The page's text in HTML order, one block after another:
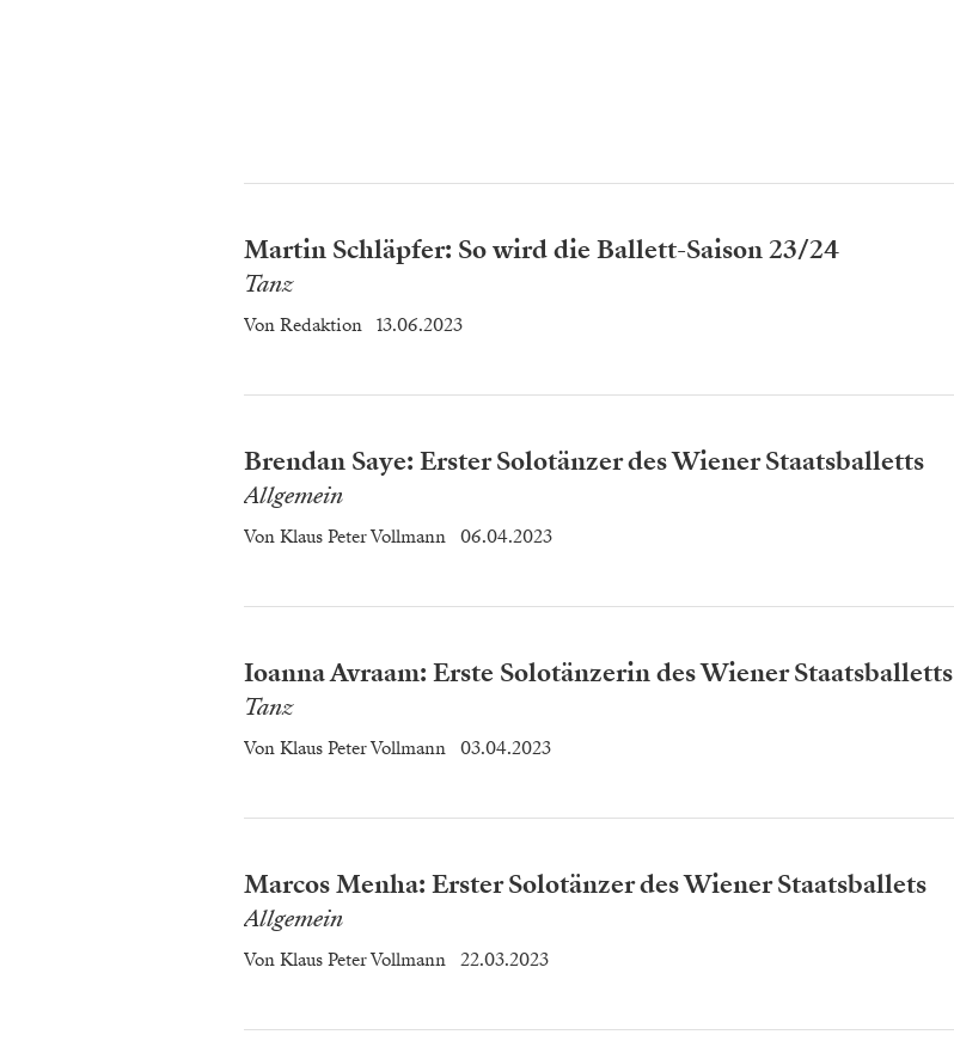
Martin Schläpfer: So wird die Ballett-Saison 23/24
Tanz
Von Redaktion 13.06.2023
Brendan Saye: Erster Solotänzer des Wiener Staatsballetts
Allgemein
Von Klaus Peter Vollmann 06.04.2023
Ioanna Avraam: Erste Solotänzerin des Wiener Staatsballetts
Tanz
Von Klaus Peter Vollmann 03.04.2023
Marcos Menha: Erster Solotänzer des Wiener Staatsballets
Allgemein
Von Klaus Peter Vollmann 22.03.2023